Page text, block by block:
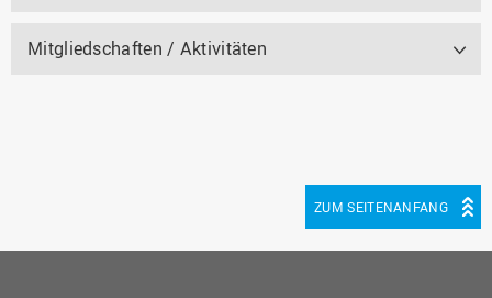
Mitgliedschaften / Aktivitäten
ZUM SEITENANFANG